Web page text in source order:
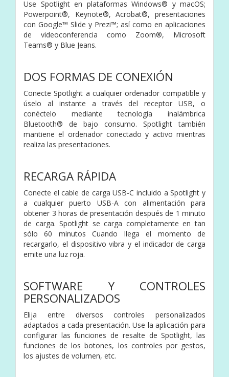
Use Spotlight en plataformas Windows® y macOS;
Powerpoint®, Keynote®, Acrobat®, presentaciones
con Google™ Slide y Prezi™; así como en aplicaciones
de videoconferencia como Zoom®, Microsoft
Teams® y Blue Jeans.
DOS FORMAS DE CONEXIÓN
Conecte Spotlight a cualquier ordenador compatible y
úselo al instante a través del receptor USB, o
conéctelo mediante tecnología inalámbrica
Bluetooth® de bajo consumo. Spotlight también
mantiene el ordenador conectado y activo mientras
realiza las presentaciones.
RECARGA RÁPIDA
Conecte el cable de carga USB-C incluido a Spotlight y
a cualquier puerto USB-A con alimentación para
obtener 3 horas de presentación después de 1 minuto
de carga. Spotlight se carga completamente en tan
sólo 60 minutos Cuando llega el momento de
recargarlo, el dispositivo vibra y el indicador de carga
emite una luz roja.
SOFTWARE Y CONTROLES
PERSONALIZADOS
Elija entre diversos controles personalizados
adaptados a cada presentación. Use la aplicación para
configurar las funciones de resalte de Spotlight, las
funciones de los botones, los controles por gestos,
los ajustes de volumen, etc.